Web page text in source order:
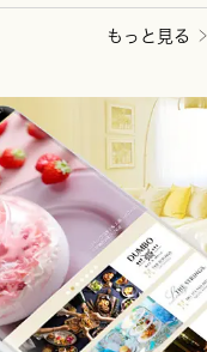
もっと見る